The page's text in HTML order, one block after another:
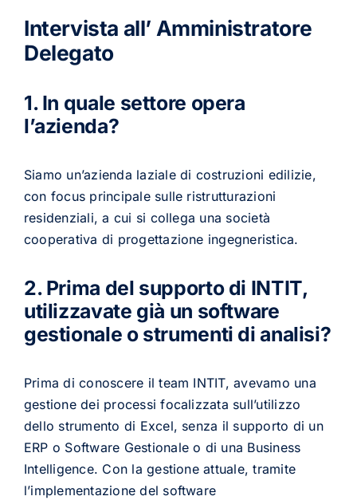
Intervista all’ Amministratore
Delegato
1. In quale settore opera
l’azienda?
Siamo un’azienda laziale di costruzioni edilizie,
con focus principale sulle ristrutturazioni
residenziali, a cui si collega una società
cooperativa di progettazione ingegneristica.
2. Prima del supporto di INTIT,
utilizzavate già un software
gestionale o strumenti di analisi?
Prima di conoscere il team INTIT, avevamo una
gestione dei processi focalizzata sull’utilizzo
dello strumento di Excel, senza il supporto di un
ERP o Software Gestionale o di una Business
Intelligence. Con la gestione attuale, tramite
l’implementazione del software